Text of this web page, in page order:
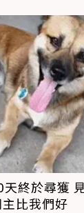
終於尋獲
比我們好